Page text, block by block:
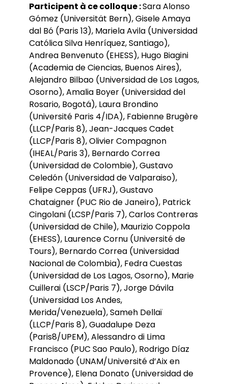
Participent à ce colloque :Sara Alonso
Gómez (Universität Bern), Gisele Amaya
dal Bó (Paris 13), Mariela Avila (Universidad
Católica Silva Henríquez, Santiago),
Andrea Benvenuto (EHESS), Hugo Biagini
(Academia de Ciencias, Buenos Aires),
Alejandro Bilbao (Universidad de Los Lagos,
Osorno), Amalia Boyer (Universidad del
Rosario, Bogotá), Laura Brondino
(Université Paris 4/IDA), Fabienne Brugère
(LLCP/Paris 8), Jean-Jacques Cadet
(LLCP/Paris 8), Olivier Compagnon
(IHEAL/Paris 3), Bernardo Correa
(Universidad de Colombie), Gustavo
Celedón (Universidad de Valparaiso),
Felipe Ceppas (UFRJ), Gustavo
Chataigner (PUC Rio de Janeiro), Patrick
Cingolani (LCSP/Paris 7), Carlos Contreras
(Universidad de Chile), Maurizio Coppola
(EHESS), Laurence Cornu (Université de
Tours), Bernardo Correa (Universidad
Nacional de Colombia), Fedra Cuestas
(Universidad de Los Lagos, Osorno), Marie
Cuillerai (LSCP/Paris 7), Jorge Dávila
(Universidad Los Andes,
Merida/Venezuela), Sameh Dellaï
(LLCP/Paris 8), Guadalupe Deza
(Paris8/UPEM), Alessandro di Lima
Francisco (PUC Sao Paulo), Rodrigo Díaz
Maldonado (UNAM/Université d’Aix en
Provence), Elena Donato (Universidad de